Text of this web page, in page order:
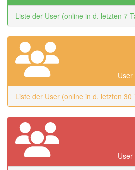
Liste der User (online in d. letzten 7
Liste der User (online in d. letzten 30